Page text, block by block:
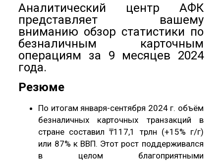
Аналитический центр АФК
представляет вашему
вниманию обзор статистики по
безналичным карточным
операциям за 9 месяцев 2024
года.
Резюме
По итогам января-сентября 2024 г. объём
безналичных карточных транзакций в
стране составил ₸117,1 трлн (+15% г/г)
или 87% к ВВП. Этот рост поддерживался
в целом благоприятными